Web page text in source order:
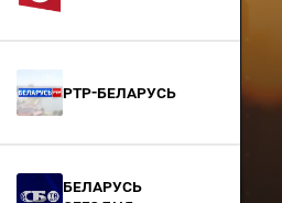
РТР-Беларусь
БЕЛАРУСЬ